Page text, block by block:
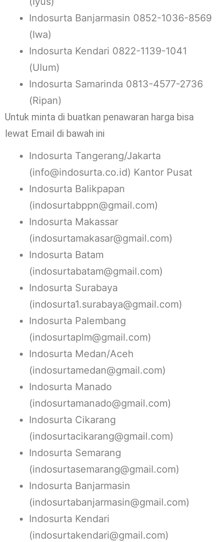
Indosurta Banjarmasin 0852-1036-8569
(Iwa)
Indosurta Kendari 0822-1139-1041
(Ulum)
Indosurta Samarinda 0813-4577-2736
(Ripan)
Untuk minta di buatkan penawaran harga bisa
lewat Email di bawah ini
Indosurta Tangerang/Jakarta
(info@indosurta.co.id) Kantor Pusat
Indosurta Balikpapan
(indosurtabppn@gmail.com)
Indosurta Makassar
(indosurtamakasar@gmail.com)
Indosurta Batam
(indosurtabatam@gmail.com)
Indosurta Surabaya
(indosurta1.surabaya@gmail.com)
Indosurta Palembang
(indosurtaplm@gmail.com)
Indosurta Medan/Aceh
(indosurtamedan@gmail.com)
Indosurta Manado
(indosurtamanado@gmail.com)
Indosurta Cikarang
(indosurtacikarang@gmail.com)
Indosurta Semarang
(indosurtasemarang@gmail.com)
Indosurta Banjarmasin
(indosurtabanjarmasin@gmail.com)
Indosurta Kendari
(indosurtakendari@gmail.com)